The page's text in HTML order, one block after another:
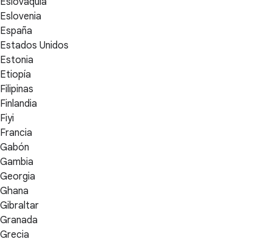
Eslovenia
España
Estados Unidos
Estonia
Etiopía
Filipinas
Finlandia
Fiyi
Francia
Gabón
Gambia
Georgia
Ghana
Gibraltar
Granada
Grecia